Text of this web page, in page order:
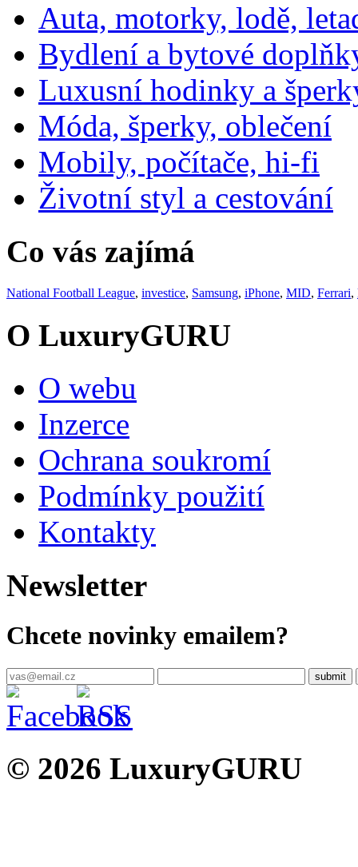
Auta, motorky, lodě,
Bydlení a bytové
Luxusní hodinky a
Móda, šperky, oblečení
Mobily, počítače, hi-fi
Životní styl a cestování
Co vás zajímá
National Football League, investice, Samsung, iPhone, MID, Ferrari,
O LuxuryGURU
O webu
Inzerce
Ochrana soukromí
Podmínky použití
Kontakty
Newsletter
Chcete novinky emailem?
© 2026 LuxuryGURU